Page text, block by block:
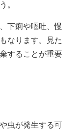
。
下痢や嘔吐、慢
なります。見た
することが重要
虫が発生する可